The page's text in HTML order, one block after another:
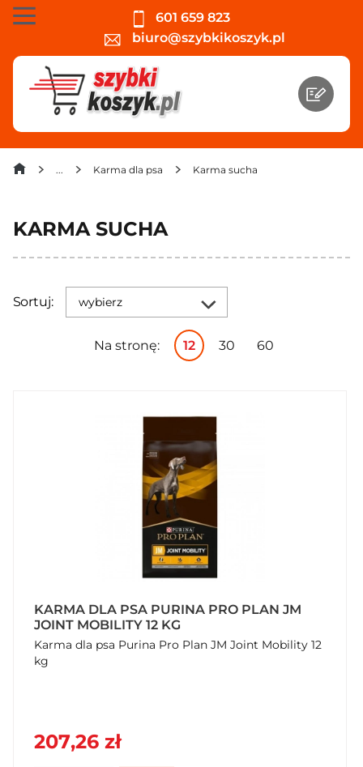
601 659 823
biuro@szybkikoszyk.pl
Karma dla psa Karma sucha
KARMA SUCHA
Sortuj: wybierz
Na stronę: 12 30 60
KARMA DLA PSA PURINA PRO PLAN JM
JOINT MOBILITY 12 KG
Karma dla psa Purina Pro Plan JM Joint Mobility 12
kg
207,26 zł